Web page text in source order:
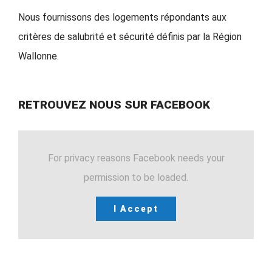
Nous fournissons des logements répondants aux
critères de salubrité et sécurité définis par la Région
Wallonne.
RETROUVEZ NOUS SUR FACEBOOK
For privacy reasons Facebook needs your
permission to be loaded.
I Accept